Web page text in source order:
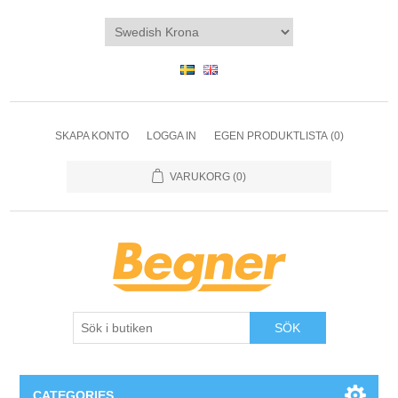
SKAPA KONTO LOGGA IN EGEN PRODUKTLISTA (0)
VARUKORG (0)
SÖK